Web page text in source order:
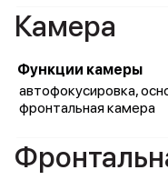
Камера
Функции камеры
автофокусировка,
фронтальная камера